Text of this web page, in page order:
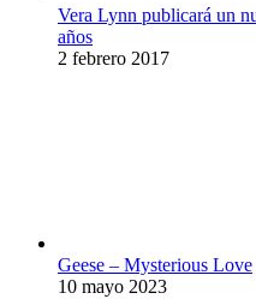
Vera Lynn publicará un
años
2 febrero 2017
Geese – Mysterious Love
10 mayo 2023